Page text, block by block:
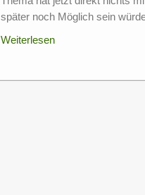
später noch Möglich sein
Weiterlesen